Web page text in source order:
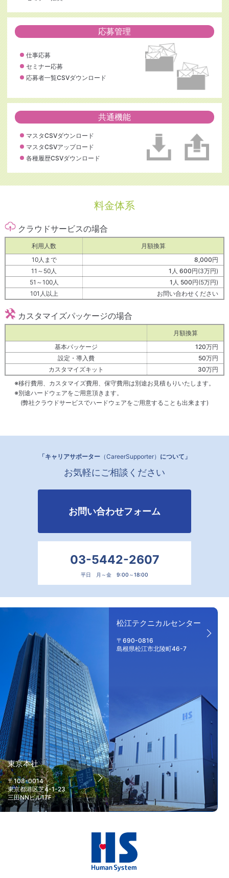
応募管理
仕事応募
セミナー応募
応募者一覧CSVダウンロード
共通機能
マスタCSVダウンロード
マスタCSVアップロード
各種履歴CSVダウンロード
料金体系
クラウドサービスの場合
利用人数
月額換算
10人まで
8,000円
11～50人
1人 600円(3万円)
51～100人
1人 500円(5万円)
101人以上
お問い合わせください
カスタマイズパッケージの場合
月額換算
基本パッケージ
120万円
設定・導入費
50万円
カスタマイズキット
30万円
※移行費用、カスタマイズ費用、保守費用は別途お見積もりいたします。
※別途ハードウェアをご用意頂きます。
(弊社クラウドサービスでハードウェアをご用意することも出来ます)
「キャリアサポーター（CareerSupporter） について」
お気軽にご相談ください
03-5442-2607
平日 月～金 9:00～18:00
お問い合わせフォーム
東京本社
〒108-0014
東京都港区芝4-1-23
三田NNビル17F
松江テクニカルセンター
〒690-0816
島根県松江市北陵町46-7